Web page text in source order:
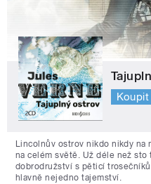
Koupit
Lincolnův ostrov nikdo nikdy na
na celém světě. Už déle než
dobrodružství s pěticí
hlavně nejedno tajemství.